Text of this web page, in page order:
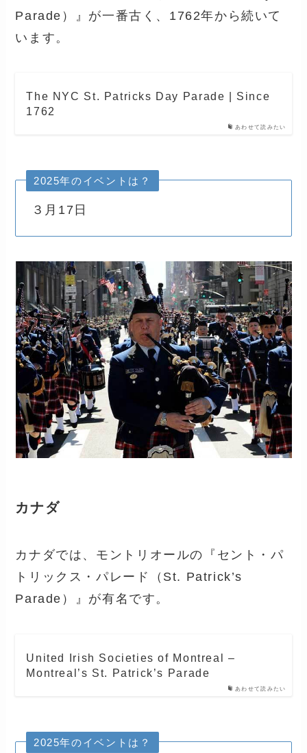
Parade）』が一番古く、1762年から続いて
います。
あわせて読みたい
The NYC St. Patricks Day Parade | Since
1762
2025年のイベントは？
３月17日
カナダ
カナダでは、モントリオールの『セント・パ
トリックス・パレード（St. Patrick’s
Parade）』が有名です。
あわせて読みたい
United Irish Societies of Montreal –
Montreal’s St. Patrick’s Parade
2025年のイベントは？